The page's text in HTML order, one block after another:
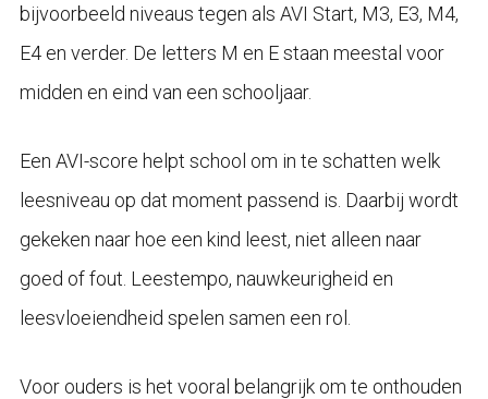
bijvoorbeeld niveaus tegen als AVI Start, M3, E3, M4,
E4 en verder. De letters M en E staan meestal voor
midden en eind van een schooljaar.
Een AVI-score helpt school om in te schatten welk
leesniveau op dat moment passend is. Daarbij wordt
gekeken naar hoe een kind leest, niet alleen naar
goed of fout. Leestempo, nauwkeurigheid en
leesvloeiendheid spelen samen een rol.
Voor ouders is het vooral belangrijk om te onthouden